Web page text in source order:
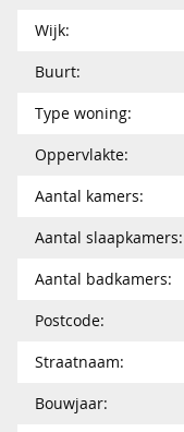
Wijk:
Buurt:
Type woning:
Oppervlakte:
Aantal kamers:
Aantal slaapkamers:
Aantal badkamers:
Postcode:
Straatnaam:
Bouwjaar: